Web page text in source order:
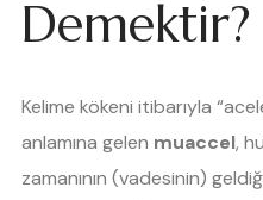
Demektir?
Kelime kökeni itibarıyla
anlamına gelen muaccel,
zamanının (vadesinin)